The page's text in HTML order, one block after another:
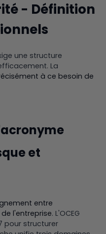
- Définition
une structure
La
à ce besoin de
et
entre
l'entreprise. L'OCEG
pour structurer